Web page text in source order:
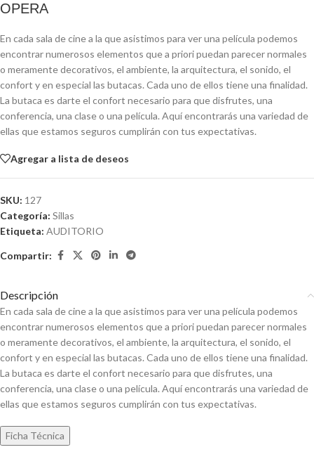
OPERA
En cada sala de cine a la que asistimos para ver una película podemos
encontrar numerosos elementos que a priori puedan parecer normales
o meramente decorativos, el ambiente, la arquitectura, el sonido, el
confort y en especial las butacas. Cada uno de ellos tiene una finalidad.
La butaca es darte el confort necesario para que disfrutes, una
conferencia, una clase o una película. Aquí encontrarás una variedad de
ellas que estamos seguros cumplirán con tus expectativas.
Agregar a lista de deseos
SKU: 127
Categoría: Sillas
Etiqueta: AUDITORIO
Compartir:
Descripción
En cada sala de cine a la que asistimos para ver una película podemos
encontrar numerosos elementos que a priori puedan parecer normales
o meramente decorativos, el ambiente, la arquitectura, el sonido, el
confort y en especial las butacas. Cada uno de ellos tiene una finalidad.
La butaca es darte el confort necesario para que disfrutes, una
conferencia, una clase o una película. Aquí encontrarás una variedad de
ellas que estamos seguros cumplirán con tus expectativas.